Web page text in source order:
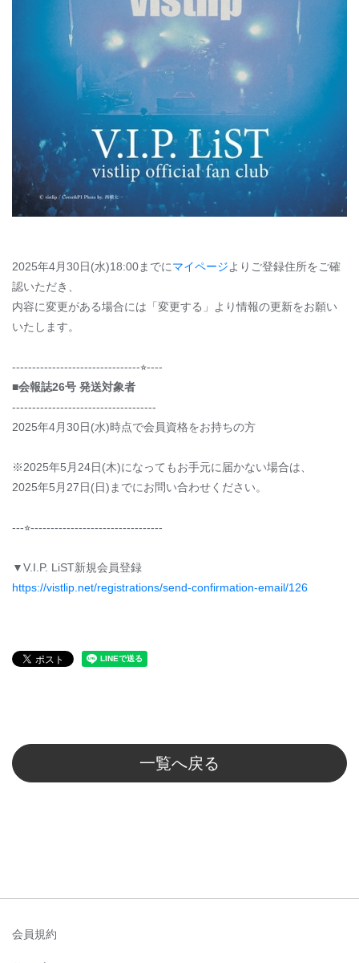
2025年4月30日(水)18:00までにマイページよりご登録住所をご確
認いただき、
内容に変更がある場合には「変更する」より情報の更新をお願い
いたします。
--------------------------------⭐︎----
■会報誌26号 発送対象者
------------------------------------
2025年4月30日(水)時点で会員資格をお持ちの方
※2025年5月24日(木)になってもお手元に届かない場合は、
2025年5月27日(日)までにお問い合わせください。
---⭐︎---------------------------------
▼V.I.P. LiST新規会員登録
https://vistlip.net/registrations/send-confirmation-email/126
一覧へ戻る
会員規約